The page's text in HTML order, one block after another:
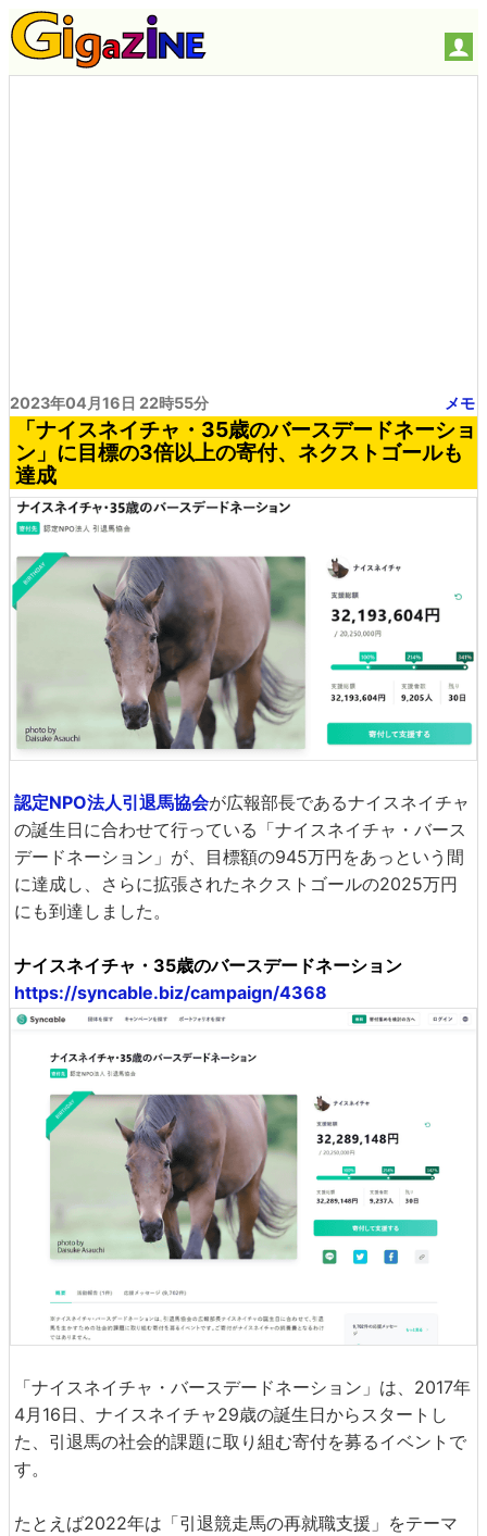
2023年04月16日 22時55分 メモ
「ナイスネイチャ・35歳のバースデードネーショ
ン」に目標の3倍以上の寄付、ネクストゴールも
達成
認定NPO法人引退馬協会が広報部長であるナイスネイチャ
の誕生日に合わせて行っている「ナイスネイチャ・バース
デードネーション」が、目標額の945万円をあっという間
に達成し、さらに拡張されたネクストゴールの2025万円
にも到達しました。
ナイスネイチャ・35歳のバースデードネーション
https://syncable.biz/campaign/4368
「ナイスネイチャ・バースデードネーション」は、2017年
4月16日、ナイスネイチャ29歳の誕生日からスタートし
た、引退馬の社会的課題に取り組む寄付を募るイベントで
す。
たとえば2022年は「引退競走馬の再就職支援」をテーマ